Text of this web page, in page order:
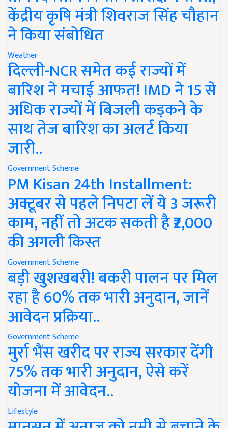
केंद्रीय कृषि मंत्री शिवराज सिंह चौहान
ने किया संबोधित
Weather
दिल्ली-NCR समेत कई राज्यों में
बारिश ने मचाई आफत! IMD ने 15 से
अधिक राज्यों में बिजली कड़कने के
साथ तेज बारिश का अलर्ट किया
जारी..
Government Scheme
PM Kisan 24th Installment:
अक्टूबर से पहले निपटा लें ये 3 जरूरी
काम, नहीं तो अटक सकती है ₹2,000
की अगली किस्त
Government Scheme
बड़ी खुशखबरी! बकरी पालन पर मिल
रहा है 60% तक भारी अनुदान, जानें
आवेदन प्रक्रिया..
Government Scheme
मुर्रा भैंस खरीद पर राज्य सरकार देंगी
75% तक भारी अनुदान, ऐसे करें
योजना में आवेदन..
Lifestyle